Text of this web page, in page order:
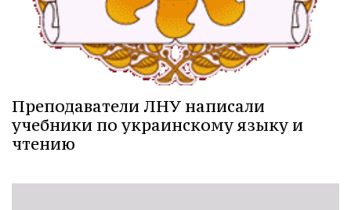
Преподаватели ЛНУ написали
учебники по украинскому языку и
чтению